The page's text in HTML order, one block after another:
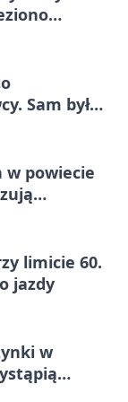
Sam był
w powiecie
limicie 60.
jazdy
w